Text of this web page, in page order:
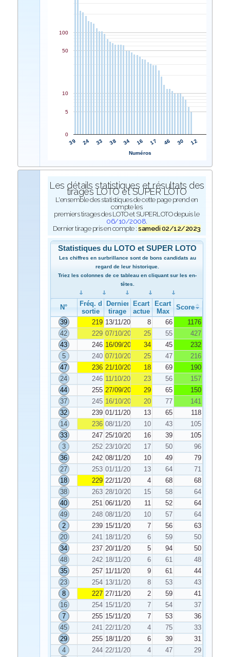
39 24 33 38 34 16 17 46 30 12
0
5
10
50
100
Numéros
Les détails statistiques et résultats des
tirages LOTO et SUPER LOTO
L'ensemble des statistiques de cette page prend en
compte les
premiers tirages des LOTO et SUPERLOTO depuis le
06/10/2008.
Dernier tirage pris en compte :samedi 02/12/2023
Statistiques du LOTO et SUPER LOTO
Les chiffres en surbrillance sont de bons candidats au
regard de leur historique.
Triez les colonnes de ce tableau en cliquant sur les en-
têtes.
N°
Fréq. de
sortie
Dernier
tirage
Ecart
actuel
Ecart
Max
Score
39
219 13/11/2023 8 66
1176
42
229 07/10/2023 25 55
427
43
246 16/09/2023 34 45
232
5
240 07/10/2023 25 47
216
47
236 21/10/2023 18 69
190
24
246 11/10/2023 23 56
157
44
255 27/09/2023 29 65
150
37
245 16/10/2023 20 77
141
32
239 01/11/2023 13 65
118
14
236 08/11/2023 10 43
105
33
247 25/10/2023 16 39
105
3
252 23/10/2023 17 50
96
36
242 08/11/2023 10 49
79
27
253 01/11/2023 13 64
71
18
229 22/11/2023 4 68
68
38
263 28/10/2023 15 58
64
40
251 06/11/2023 11 52
64
49
248 08/11/2023 10 57
64
2
239 15/11/2023 7 56
63
20
241 18/11/2023 6 59
50
34
237 20/11/2023 5 94
50
48
242 18/11/2023 6 61
48
35
257 11/11/2023 9 61
44
23
254 13/11/2023 8 53
43
8
227 27/11/2023 2 59
41
16
254 15/11/2023 7 54
37
7
255 15/11/2023 7 53
36
45
241 22/11/2023 4 75
33
29
255 18/11/2023 6 39
31
4
244 22/11/2023 4 47
29